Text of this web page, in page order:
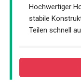
Hochwertiger
stabile
Teilen schnell